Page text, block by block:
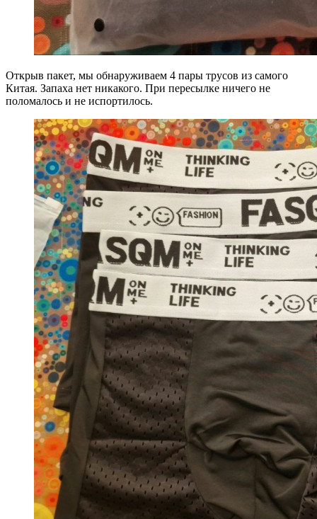
Открыв пакет, мы обнаруживаем 4 пары трусов из самого
Китая. Запаха нет никакого. При пересылке ничего не
поломалось и не испортилось.